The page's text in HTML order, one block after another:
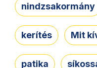
nindzsakormány
kerítés Mit
patika